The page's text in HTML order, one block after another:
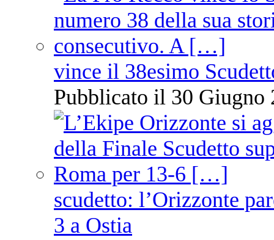
vince il 38esimo
Pubblicato il 30 Giugno
scudetto: l’Orizzonte
3 a Ostia